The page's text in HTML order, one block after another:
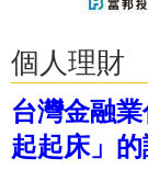
個人理財
台灣金融
起起床」